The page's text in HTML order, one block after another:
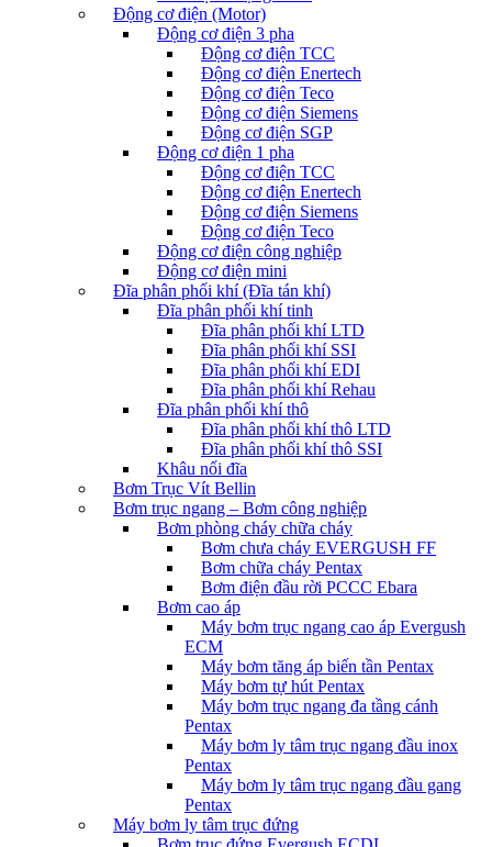
Động cơ điện (Motor)
Động cơ điện 3 pha
Động cơ điện TCC
Động cơ điện Enertech
Động cơ điện Teco
Động cơ điện Siemens
Động cơ điện SGP
Động cơ điện 1 pha
Động cơ điện TCC
Động cơ điện Enertech
Động cơ điện Siemens
Động cơ điện Teco
Động cơ điện công nghiệp
Động cơ điện mini
Đĩa phân phối khí (Đĩa tán khí)
Đĩa phân phối khí tinh
Đĩa phân phối khí LTD
Đĩa phân phối khí SSI
Đĩa phân phối khí EDI
Đĩa phân phối khí Rehau
Đĩa phân phối khí thô
Đĩa phân phối khí thô LTD
Đĩa phân phối khí thô SSI
Khâu nối đĩa
Bơm Trục Vít Bellin
Bơm trục ngang – Bơm công nghiệp
Bơm phòng cháy chữa cháy
Bơm chưa cháy EVERGUSH FF
Bơm chữa cháy Pentax
Bơm điện đầu rời PCCC Ebara
Bơm cao áp
Máy bơm trục ngang cao áp Evergush
ECM
Máy bơm tăng áp biến tần Pentax
Máy bơm tự hút Pentax
Máy bơm trục ngang đa tầng cánh
Pentax
Máy bơm ly tâm trục ngang đầu inox
Pentax
Máy bơm ly tâm trục ngang đầu gang
Pentax
Máy bơm ly tâm trục đứng